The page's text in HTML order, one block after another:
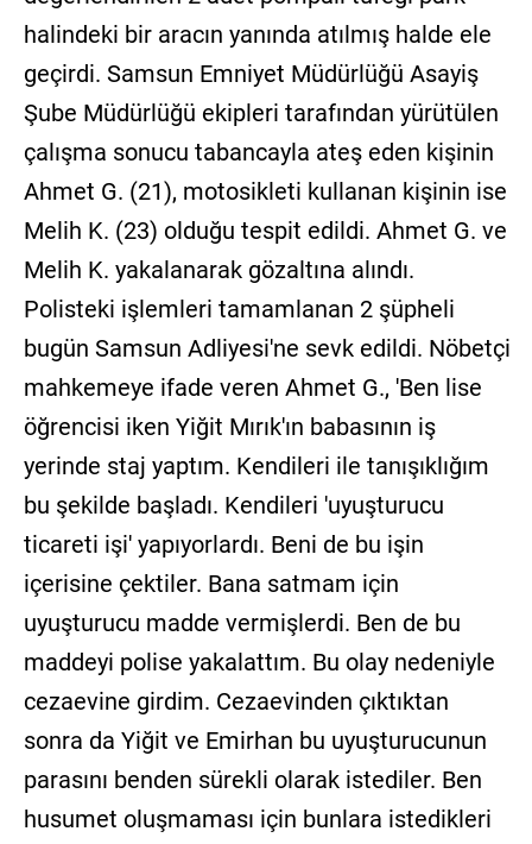
halindeki bir aracın yanında atılmış halde ele
geçirdi. Samsun Emniyet Müdürlüğü Asayiş
Şube Müdürlüğü ekipleri tarafından yürütülen
çalışma sonucu tabancayla ateş eden kişinin
Ahmet G. (21), motosikleti kullanan kişinin ise
Melih K. (23) olduğu tespit edildi. Ahmet G. ve
Melih K. yakalanarak gözaltına alındı.
Polisteki işlemleri tamamlanan 2 şüpheli
bugün Samsun Adliyesi'ne sevk edildi. Nöbetçi
mahkemeye ifade veren Ahmet G., 'Ben lise
öğrencisi iken Yiğit Mırık'ın babasının iş
yerinde staj yaptım. Kendileri ile tanışıklığım
bu şekilde başladı. Kendileri 'uyuşturucu
ticareti işi' yapıyorlardı. Beni de bu işin
içerisine çektiler. Bana satmam için
uyuşturucu madde vermişlerdi. Ben de bu
maddeyi polise yakalattım. Bu olay nedeniyle
cezaevine girdim. Cezaevinden çıktıktan
sonra da Yiğit ve Emirhan bu uyuşturucunun
parasını benden sürekli olarak istediler. Ben
husumet oluşmaması için bunlara istedikleri